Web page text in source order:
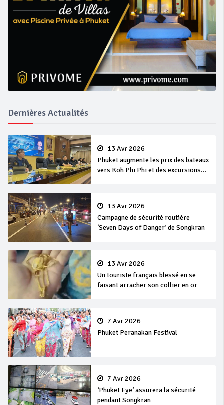
Dernières Actualités
13 Avr 2026
Phuket augmente les prix des bateaux
vers Koh Phi Phi et des excursions
13 Avr 2026
Campagne de sécurité routière
‘Seven Days of Danger’ de Songkran
13 Avr 2026
Un touriste français blessé en se
faisant arracher son collier en or
7 Avr 2026
Phuket Peranakan Festival
7 Avr 2026
‘Phuket Eye’ assurera la sécurité
pendant Songkran